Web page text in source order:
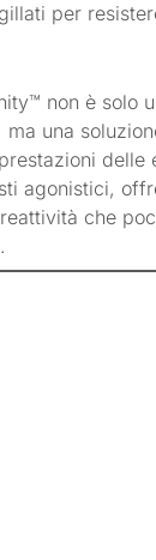
per
non è solo
una
delle
agonistici,
che